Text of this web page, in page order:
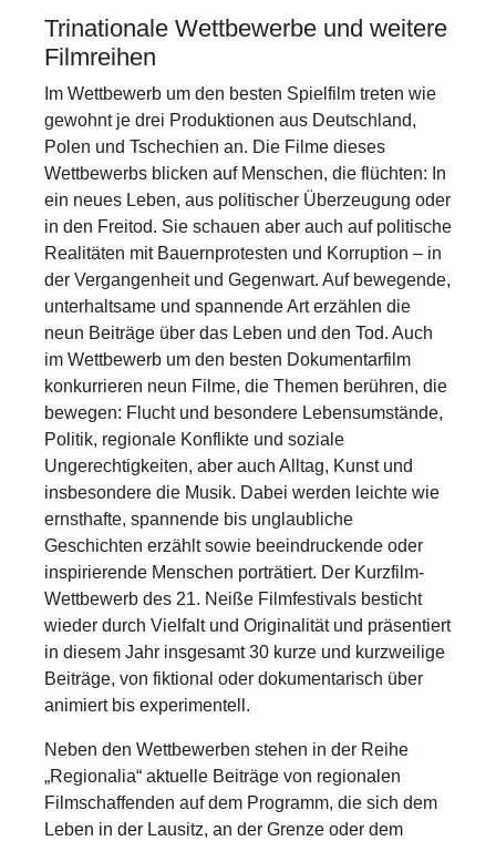
Trinationale Wettbewerbe und weitere
Filmreihen
Im Wettbewerb um den besten Spielfilm treten wie
gewohnt je drei Produktionen aus Deutschland,
Polen und Tschechien an. Die Filme dieses
Wettbewerbs blicken auf Menschen, die flüchten: In
ein neues Leben, aus politischer Überzeugung oder
in den Freitod. Sie schauen aber auch auf politische
Realitäten mit Bauernprotesten und Korruption – in
der Vergangenheit und Gegenwart. Auf bewegende,
unterhaltsame und spannende Art erzählen die
neun Beiträge über das Leben und den Tod. Auch
im Wettbewerb um den besten Dokumentarfilm
konkurrieren neun Filme, die Themen berühren, die
bewegen: Flucht und besondere Lebensumstände,
Politik, regionale Konflikte und soziale
Ungerechtigkeiten, aber auch Alltag, Kunst und
insbesondere die Musik. Dabei werden leichte wie
ernsthafte, spannende bis unglaubliche
Geschichten erzählt sowie beeindruckende oder
inspirierende Menschen porträtiert. Der Kurzfilm-
Wettbewerb des 21. Neiße Filmfestivals besticht
wieder durch Vielfalt und Originalität und präsentiert
in diesem Jahr insgesamt 30 kurze und kurzweilige
Beiträge, von fiktional oder dokumentarisch über
animiert bis experimentell.
Neben den Wettbewerben stehen in der Reihe
„Regionalia“ aktuelle Beiträge von regionalen
Filmschaffenden auf dem Programm, die sich dem
Leben in der Lausitz, an der Grenze oder dem